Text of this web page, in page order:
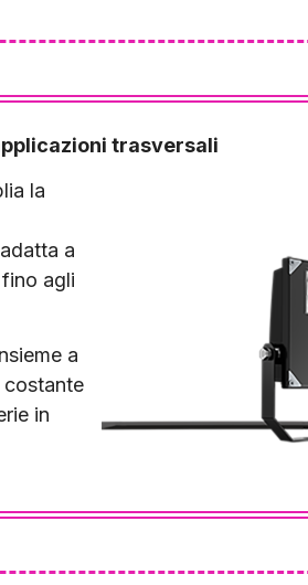
trasversali
la
a
agli
a
costante
in